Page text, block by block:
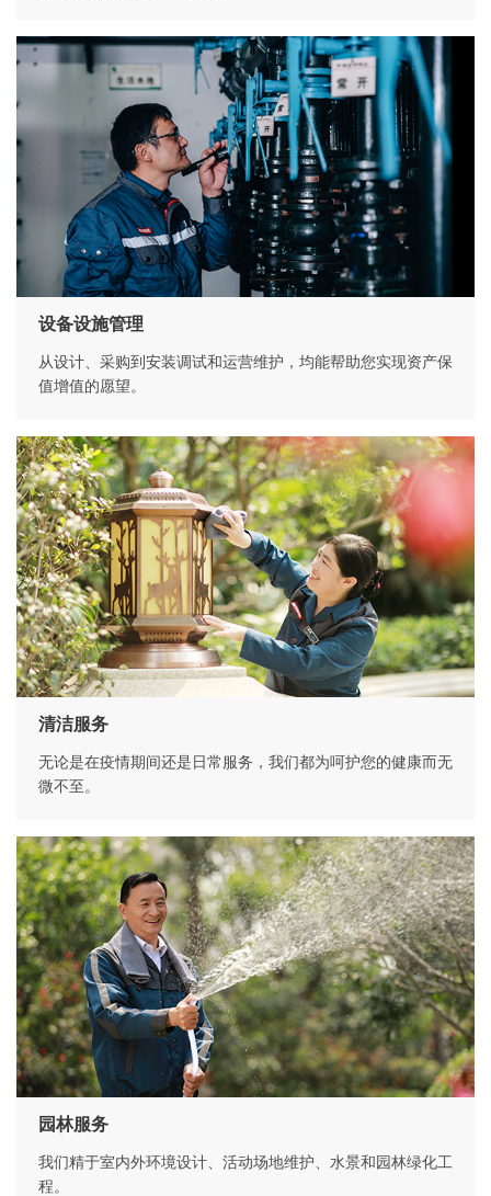
设备设施管理
从设计、采购到安装调试和运营维护，均能帮助您实现资产保
值增值的愿望。
清洁服务
无论是在疫情期间还是日常服务，我们都为呵护您的健康而无
微不至。
园林服务
我们精于室内外环境设计、活动场地维护、水景和园林绿化工
程。